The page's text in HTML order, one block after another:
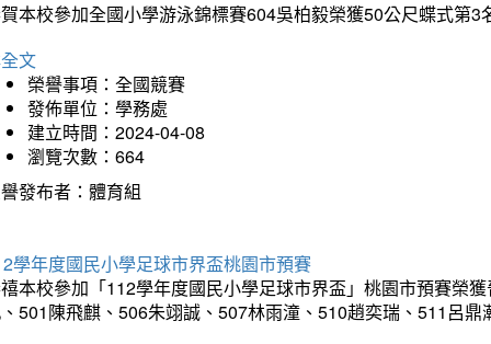
本校參加全國小學游泳錦標賽604吳柏毅榮獲50公尺蝶式第
文
榮譽事項：全國競賽
發佈單位：學務處
建立時間：2024-04-08
瀏覽次數：664
發布者：體育組
學年度國民小學足球市界盃桃園市預賽
本校參加「112學年度國民小學足球市界盃」桃園市預賽榮
501陳飛麒、506朱翊誠、507林雨潼、510趙奕瑞、511呂